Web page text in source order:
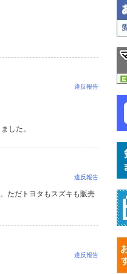
違反報告
した。
違反報告
ただトヨタもスズキも販売
違反報告